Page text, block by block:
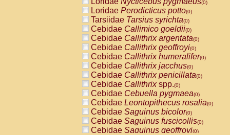
(0)
Loridae Perodicticus potto(0)
Tarsiidae Tarsius syrichta(0)
Cebidae Callimico goeldii(0)
Cebidae Callithrix argentata(0)
Cebidae Callithrix geoffroyi(0)
Cebidae Callithrix humeralifer(0)
Cebidae Callithrix jacchus(0)
Cebidae Callithrix penicillata(0)
Cebidae Callithrixspp.(0)
Cebidae Cebuella pygmaea(0)
Cebidae Leontopithecus rosalia(0)
Cebidae Saguinus bicolor(0)
Cebidae Saguinus fuscicollis(0)
Cebidae Saguinus geoffroyi(0)